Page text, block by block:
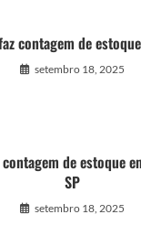
contagem de
setembro 18, 2025
de estoque
SP
setembro 18, 2025